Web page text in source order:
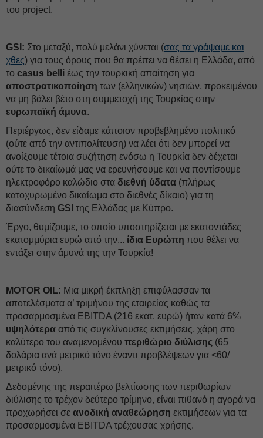
του project.
GSI: Στο μεταξύ, πολύ μελάνι χύνεται (σας τα γράψαμε και
χθες) για τους όρους που θα πρέπει να θέσει η Ελλάδα, από
το casus belli έως την τουρκική απαίτηση για
αποστρατικοποίηση των (ελληνικών) νησιών, προκειμένου
να μη βάλει βέτο στη συμμετοχή της Τουρκίας στην
ευρωπαϊκή άμυνα.
Περιέργως, δεν είδαμε κάποιον προβεβλημένο πολιτικό
(ούτε από την αντιπολίτευση) να λέει ότι δεν μπορεί να
ανοίξουμε τέτοια συζήτηση ενόσω η Τουρκία δεν δέχεται
ούτε το δικαίωμά μας να ερευνήσουμε και να ποντίσουμε
ηλεκτροφόρο καλώδιο στα διεθνή ύδατα (πλήρως
κατοχυρωμένο δικαίωμα στο διεθνές δίκαιο) για τη
διασύνδεση GSI της Ελλάδας με Κύπρο.
Έργο, θυμίζουμε, το οποίο υποστηρίζεται με εκατοντάδες
εκατομμύρια ευρώ από την... ίδια Ευρώπη που θέλει να
εντάξει στην άμυνά της την Τουρκία!
MOTOR OIL: Μια μικρή έκπληξη επιφύλασσαν τα
αποτελέσματα α’ τριμήνου της εταιρείας καθώς τα
προσαρμοσμένα EBITDA (216 εκατ. ευρώ) ήταν κατά 6%
υψηλότερα από τις συγκλίνουσες εκτιμήσεις, χάρη στο
καλύτερο του αναμενομένου περιθώριο διύλισης (65
δολάρια ανά μετρικό τόνο έναντι προβλέψεων για <60/
μετρικό τόνο).
Δεδομένης της περαιτέρω βελτίωσης των περιθωρίων
διύλισης το τρέχον δεύτερο τρίμηνο, είναι πιθανό η αγορά να
προχωρήσει σε ανοδική αναθεώρηση εκτιμήσεων για τα
προσαρμοσμένα EBITDA τρέχουσας χρήσης.